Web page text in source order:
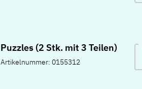
Puzzles (2 Stk. mit 3 Teilen)
Artikelnummer: 0155312